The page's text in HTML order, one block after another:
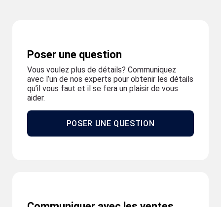
Poser une question
Vous voulez plus de détails? Communiquez
avec l’un de nos experts pour obtenir les détails
qu’il vous faut et il se fera un plaisir de vous
aider.
POSER UNE QUESTION